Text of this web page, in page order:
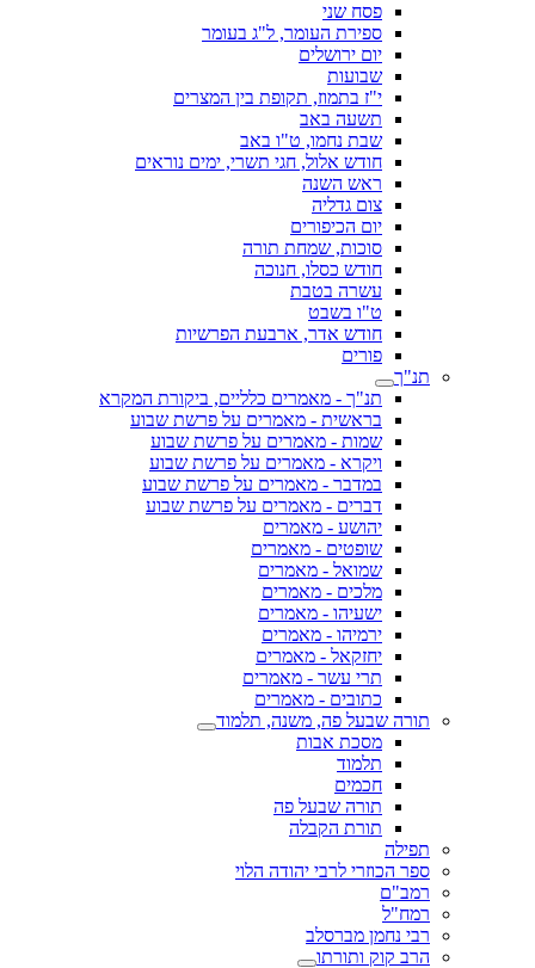
פסח שני
ספירת העומר, ל"ג בעומר
יום ירושלים
שבועות
י"ז בתמוז, תקופת בין המצרים
תשעה באב
שבת נחמו, ט"ו באב
חודש אלול, חגי תשרי, ימים נוראים
ראש השנה
צום גדליה
יום הכיפורים
סוכות, שמחת תורה
חודש כסלו, חנוכה
עשרה בטבת
ט"ו בשבט
חודש אדר, ארבעת הפרשיות
פורים
תנ"ך
תנ"ך - מאמרים כלליים, ביקורת המקרא
בראשית - מאמרים על פרשת שבוע
שמות - מאמרים על פרשת שבוע
ויקרא - מאמרים על פרשת שבוע
במדבר - מאמרים על פרשת שבוע
דברים - מאמרים על פרשת שבוע
יהושע - מאמרים
שופטים - מאמרים
שמואל - מאמרים
מלכים - מאמרים
ישעיהו - מאמרים
ירמיהו - מאמרים
יחזקאל - מאמרים
תרי עשר - מאמרים
כתובים - מאמרים
תורה שבעל פה, משנה, תלמוד
מסכת אבות
תלמוד
חכמים
תורה שבעל פה
תורת הקבלה
תפילה
ספר הכוזרי לרבי יהודה הלוי
רמב"ם
רמח"ל
רבי נחמן מברסלב
הרב קוק ותורתו